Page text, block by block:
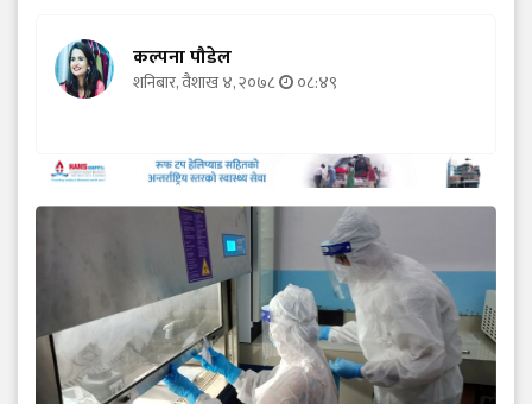
कल्पना पौडेल
शनिबार, वैशाख ४, २०७८ ०८:४९